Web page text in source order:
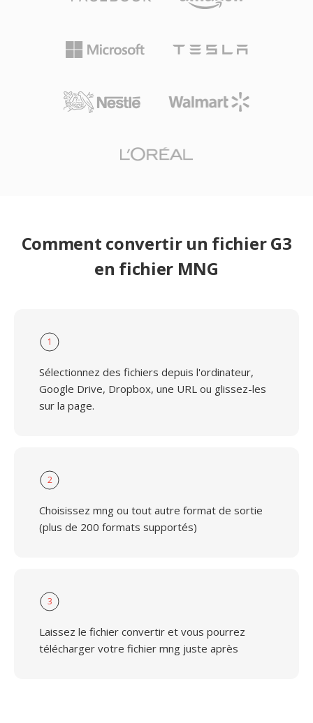
Comment convertir un fichier G3
en fichier MNG
1
Sélectionnez des fichiers depuis l'ordinateur,
Google Drive, Dropbox, une URL ou glissez-les
sur la page.
2
Choisissez mng ou tout autre format de sortie
(plus de 200 formats supportés)
3
Laissez le fichier convertir et vous pourrez
télécharger votre fichier mng juste après